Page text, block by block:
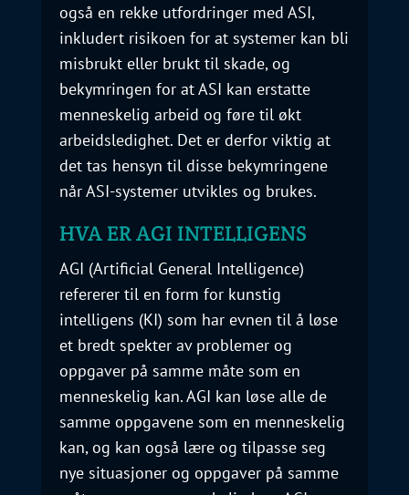
også en rekke utfordringer med ASI,
inkludert risikoen for at systemer kan bli
misbrukt eller brukt til skade, og
bekymringen for at ASI kan erstatte
menneskelig arbeid og føre til økt
arbeidsledighet. Det er derfor viktig at
det tas hensyn til disse bekymringene
når ASI-systemer utvikles og brukes.
HVA ER AGI INTELLIGENS
AGI (Artificial General Intelligence)
refererer til en form for kunstig
intelligens (KI) som har evnen til å løse
et bredt spekter av problemer og
oppgaver på samme måte som en
menneskelig kan. AGI kan løse alle de
samme oppgavene som en menneskelig
kan, og kan også lære og tilpasse seg
nye situasjoner og oppgaver på samme